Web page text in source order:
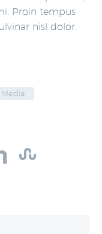
Proin tempus
nisl dolor,
Media